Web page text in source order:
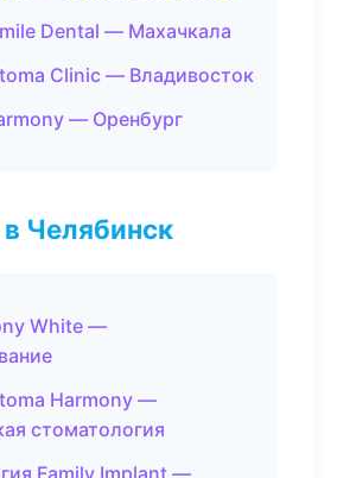
Dental — Махачкала
Clinic — Владивосток
— Оренбург
Челябинск
White —
Harmony —
стоматология
Family Implant —